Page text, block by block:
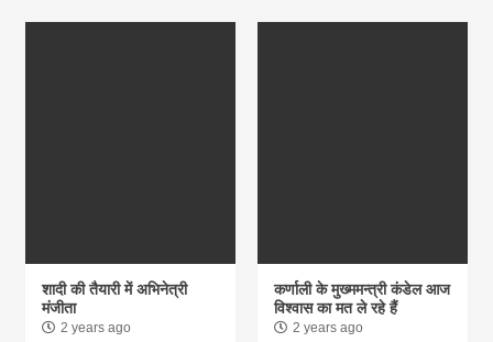
शादी की तैयारी में अभिनेत्री
मंजीता
2 years ago
कर्णाली के मुख्ममन्त्री कंडेल आज
विश्वास का मत ले रहे हैं
2 years ago